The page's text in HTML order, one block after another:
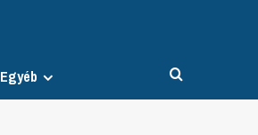
Egyéb